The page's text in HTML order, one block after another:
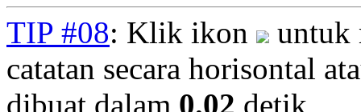
TIP #08: Klik ikon
untuk
catatan secara horisontal
dibuat dalam 0.02 detik